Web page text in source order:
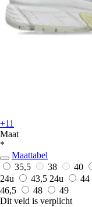
+11
Maat
*
Maattabel
35,5
38 40
24u
43,5 24u 44
46,5
48
49
Dit veld is verplicht